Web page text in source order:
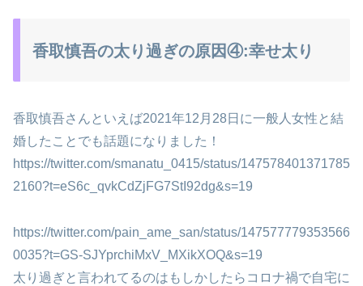
香取慎吾の太り過ぎの原因④:幸せ太り
香取慎吾さんといえば2021年12月28日に一般人女性と結
婚したことでも話題になりました！
https://twitter.com/smanatu_0415/status/147578401371785
2160?t=eS6c_qvkCdZjFG7StI92dg&s=19
https://twitter.com/pain_ame_san/status/147577779353566
0035?t=GS-SJYprchiMxV_MXikXOQ&s=19
太り過ぎと言われてるのはもしかしたらコロナ禍で自宅に